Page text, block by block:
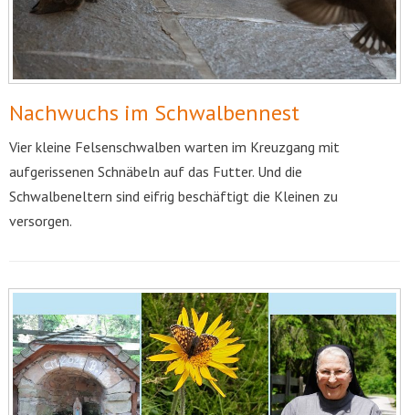
Nachwuchs im Schwalbennest
Vier kleine Felsenschwalben warten im Kreuzgang mit
aufgerissenen Schnäbeln auf das Futter. Und die
Schwalbeneltern sind eifrig beschäftigt die Kleinen zu
versorgen.